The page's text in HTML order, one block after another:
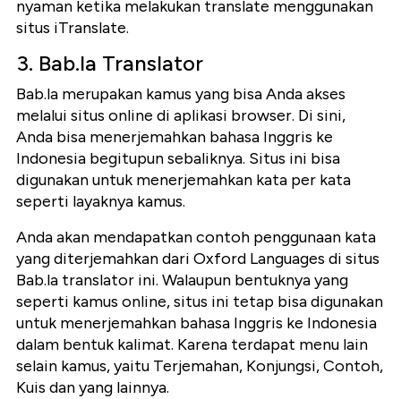
nyaman ketika melakukan translate menggunakan
situs iTranslate.
3. Bab.la Translator
Bab.la merupakan kamus yang bisa Anda akses
melalui situs online di aplikasi browser. Di sini,
Anda bisa menerjemahkan bahasa Inggris ke
Indonesia begitupun sebaliknya. Situs ini bisa
digunakan untuk menerjemahkan kata per kata
seperti layaknya kamus.
Anda akan mendapatkan contoh penggunaan kata
yang diterjemahkan dari Oxford Languages di situs
Bab.la translator ini. Walaupun bentuknya yang
seperti kamus online, situs ini tetap bisa digunakan
untuk menerjemahkan bahasa Inggris ke Indonesia
dalam bentuk kalimat. Karena terdapat menu lain
selain kamus, yaitu Terjemahan, Konjungsi, Contoh,
Kuis dan yang lainnya.